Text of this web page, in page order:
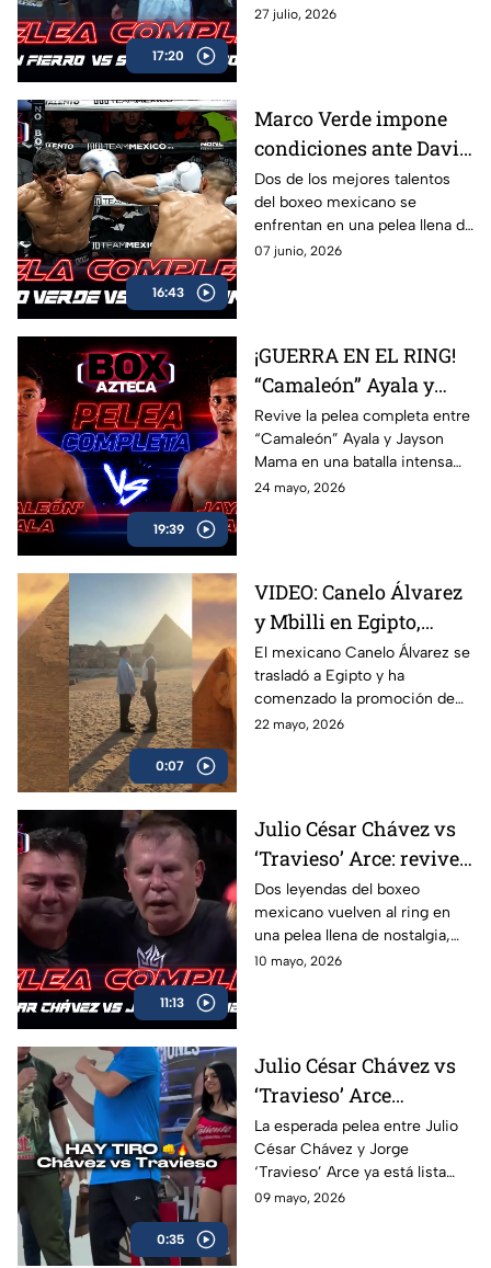
17:20
lleno de intensidad,
27 julio, 2026
16:43
Marco Verde impone
condiciones ante David
Camacho en una
intensa batalla de Box
Azteca
Dos de los mejores talentos
del boxeo mexicano se
enfrentan en una pelea llena de
acción, potencia y grandes
Box Azteca.
07 junio, 2026
19:39
¡GUERRA EN EL RING!
“Camaleón” Ayala y
Jayson Mama se
dieron con todo
Revive la pelea completa entre
“Camaleón” Ayala y Jayson
Mama en una batalla intensa
llena de golpes, emoción y
24 mayo, 2026
0:07
VIDEO: Canelo Álvarez
y Mbilli en Egipto,
tienen primer cara a
cara
El mexicano Canelo Álvarez se
trasladó a Egipto y ha
comenzado la promoción de
su combate ante el francés
22 mayo, 2026
11:13
Julio César Chávez vs
‘Travieso’ Arce: revive
la pelea completa en
Box Azteca
Dos leyendas del boxeo
mexicano vuelven al ring en
una pelea llena de nostalgia,
emoción y grandes momentos
10 mayo, 2026
0:35
Julio César Chávez vs
‘Travieso’ Arce
cumplen con la
báscula; habrá pelea en
Box Azteca
La esperada pelea entre Julio
César Chávez y Jorge
‘Travieso’ Arce ya está lista
luego de que ambos superaran
09 mayo, 2026